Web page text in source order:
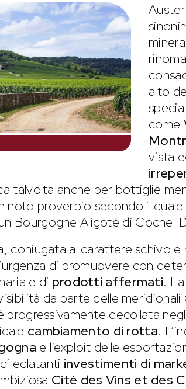
alto
come
vista
talvolta anche per bottiglie
noto proverbio secondo il
Bourgogne Aligoté di Coche-
coniugata al carattere schivo
di promuovere con
e di prodotti affermati.
da parte delle
progressivamente decollata
cambiamento di rotta.
e l’exploit delle
eclatanti investimenti di
Cité des Vins et des